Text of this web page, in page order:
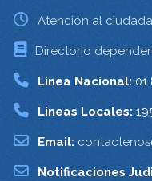
Atención al
Directorio
Linea Nacional: 01
Lineas Locales:
Email:
Notificaciones